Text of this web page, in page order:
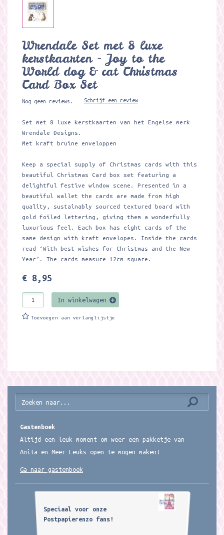
Wrendale Set met 8 luxe
kerstkaarten - Joy to the
World dog & cat Christmas
Card Box Set
Nog geen reviews. Schrijf een review
Set met 8 luxe kerstkaarten van het Engelse merk
Wrendale Designs.
Met kraft bruine enveloppen
Keep a special supply of Christmas cards with this
beautiful Christmas Card box set featuring a
delightful festive window scene. Presented in a
beautiful wallet the cards are made from high
quality, sustainably sourced textured board with
gold foiled lettering, giving them a wonderfully
luxurious feel. Each box has eight cards of the
same design with kraft envelopes. Inside the cards
read ‘With best wishes for Christmas and the New
Year’. The cards measure 12cm square.
€ 8,95
In winkelwagen
Toevoegen aan verlanglijstje
Gastenboek
Altijd een leuk moment om weer een pakketje van
Anita en Meer Leuks open te mogen maken!
Ga naar gastenboek
Speciaal voor onze
Postpapierenzo fans!